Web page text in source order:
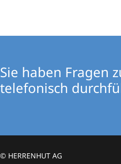
Sie haben Fragen
telefonisch
© HERRENHUT AG